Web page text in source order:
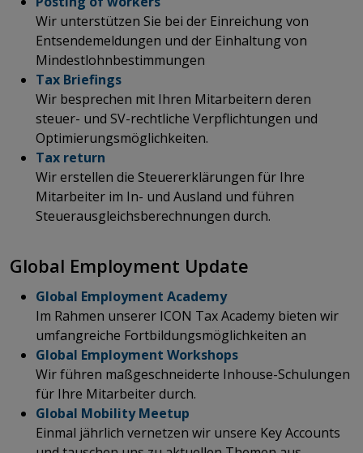
Wir unterstützen Sie bei der Einreichung von
Entsendemeldungen und der Einhaltung von
Mindestlohnbestimmungen
Tax Briefings
Wir besprechen mit Ihren Mitarbeitern deren
steuer- und SV-rechtliche Verpflichtungen und
Optimierungsmöglichkeiten.
Tax return
Wir erstellen die Steuererklärungen für Ihre
Mitarbeiter im In- und Ausland und führen
Steuerausgleichsberechnungen durch.​​​​​
​​​​​​​​​​​​​​Global Employment Update
Global Employment Academy
Im Rahmen unserer ICON Tax Academy bieten wir
umfangreiche Fortbildungsmöglichkeiten an
Global Employment Workshops
Wir führen maßgeschneiderte Inhouse-Schulungen
für Ihre Mitarbeiter durch.
Global Mobility Meetup
Einmal jährlich vernetzen wir unsere Key Accounts